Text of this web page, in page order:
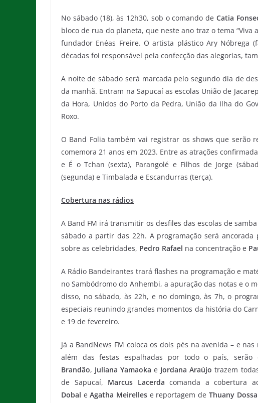
No sábado (18), às 12h30, sob o comando de Catia
bloco de rua do planeta, que neste ano traz o tema “Viva
fundador Enéas Freire. O artista plástico Ary Nóbrega
décadas foi responsável pela confecção das alegorias,
A noite de sábado será marcada pelo segundo dia de
da manhã. Entram na Sapucaí as escolas União de
da Hora, Unidos do Porto da Pedra, União da Ilha do
Roxo.
O Band Folia também vai registrar os shows que serão
comemora 21 anos em 2023. Entre as atrações
e É o Tchan (sexta), Parangolé e Filhos de Jorge
(segunda) e Timbalada e Escandurras (terça).
Cobertura nas rádios
A Band FM irá transmitir os desfiles das escolas de
sábado a partir das 22h. A programação será ancorada
sobre as celebridades, Pedro Rafael na concentração e
A Rádio Bandeirantes trará flashes na programação e
no Sambódromo do Anhembi, a apuração das notas e o
disso, no sábado, às 22h, e no domingo, às 7h, o
especiais reunindo grandes momentos da história do
e 19 de fevereiro.
Já a BandNews FM coloca os dois pés na avenida – e
além das festas espalhadas por todo o país, serão
Brandão, Juliana Yamaoka e Jordana Araújo trazem
de Sapucaí, Marcus Lacerda comanda a cobertura
Dobal eAgatha Meirelles e reportagem de Thuany